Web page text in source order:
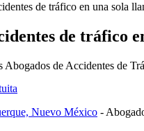
Los Casos
Nuevo México
del Norte
California
de tráfico en una sola
de tráfico
Abogados de Accidentes de
Nuevo México -